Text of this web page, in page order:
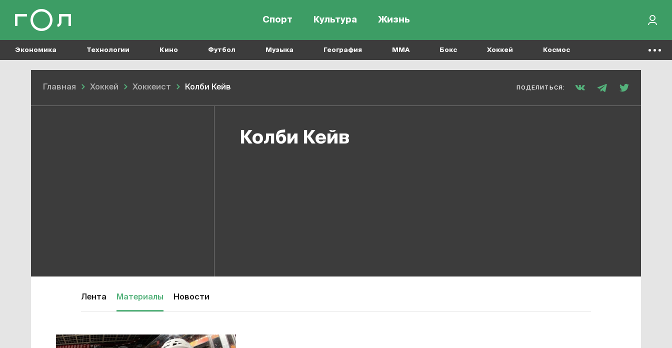
Спорт Культура Жизнь
Экономика Технологии Кино Футбол Музыка География MMA Бокс Хоккей Космос
Главная Хоккей Хоккеист Колби Кейв ПОДЕЛИТЬСЯ:
Колби Кейв
Лента Материалы Новости